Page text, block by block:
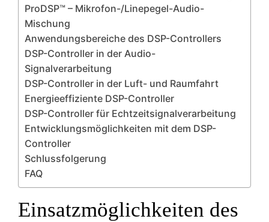
ProDSP™ – Mikrofon-/Linepegel-Audio-
Mischung
Anwendungsbereiche des DSP-Controllers
DSP-Controller in der Audio-
Signalverarbeitung
DSP-Controller in der Luft- und Raumfahrt
Energieeffiziente DSP-Controller
DSP-Controller für Echtzeitsignalverarbeitung
Entwicklungsmöglichkeiten mit dem DSP-
Controller
Schlussfolgerung
FAQ
Einsatzmöglichkeiten des